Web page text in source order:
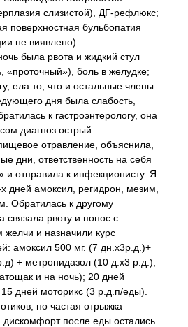
слизистой), ДГ-рефлюкс;
поверхностная бульбопатия
не виявлено).
была рвота и жидкий стул
«проточный»), боль в желудке;
ела то, что и остальные члены
дня была слабость,
к гастроэнтерологу, она
диагноз острый
отравление, объяснила,
дни, ответственность на себя
и отправила к инфекционисту. Я
дней амоксил, регидрон, мезим,
Обратилась к другому
связала рвоту и понос с
и назначили курс
амоксил 500 мг. (7 дн.х3р.д.)+
+ метронидазол (10 д.х3 р.д.),
и на ночь); 20 дней
дней моторикс (3 р.д.п/еды).
но частая отрыжка
дискомфорт после еды остались.